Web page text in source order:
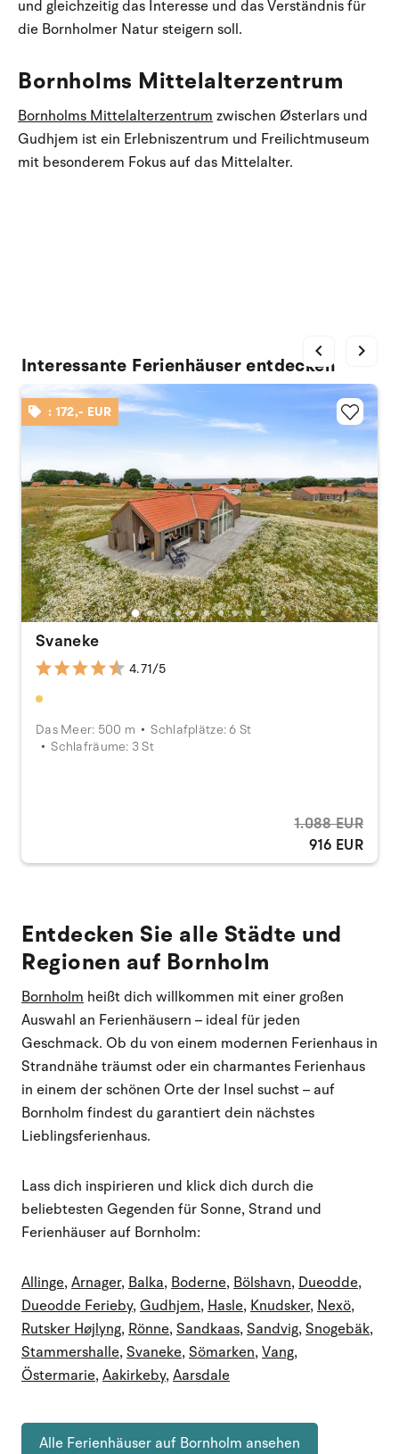
und gleichzeitig das Interesse und das Verständnis für
die Bornholmer Natur steigern soll.
Bornholms Mittelalterzentrum
Bornholms Mittelalterzentrumzwischen Østerlars und
Gudhjem ist ein Erlebniszentrum und Freilichtmuseum
mit besonderem Fokus auf das Mittelalter.
Interessante Ferienhäuser entdecken
: 172,- EUR
Svaneke
4.71/5
Das Meer: 500 m
Schlafplätze: 6 St
Schlafräume: 3 St
1.088 EUR
916 EUR
chevron_left chevron_right
Entdecken Sie alle Städte und
Regionen auf Bornholm
Bornholm heißt dich willkommen mit einer großen
Auswahl an Ferienhäusern – ideal für jeden
Geschmack. Ob du von einem modernen Ferienhaus in
Strandnähe träumst oder ein charmantes Ferienhaus
in einem der schönen Orte der Insel suchst – auf
Bornholm findest du garantiert dein nächstes
Lieblingsferienhaus.
Lass dich inspirieren und klick dich durch die
beliebtesten Gegenden für Sonne, Strand und
Ferienhäuser auf Bornholm:
Allinge,Arnager, Balka, Boderne, Bölshavn, Dueodde,
Dueodde Ferieby, Gudhjem, Hasle, Knudsker, Nexö,
Rutsker Højlyng, Rönne,Sandkaas,Sandvig,Snogebäk,
Stammershalle,Svaneke,Sömarken,Vang,
Östermarie,Aakirkeby,Aarsdale
Alle Ferienhäuser auf Bornholm ansehen